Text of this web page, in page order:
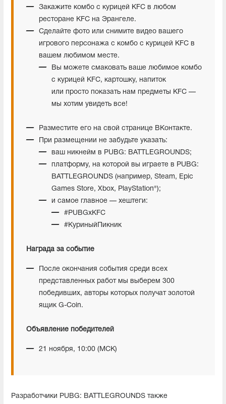
Закажите комбо с курицей KFC в любом
ресторане KFC на Эрангеле.
Сделайте фото или снимите видео вашего
игрового персонажа с комбо с курицей KFC в
вашем любимом месте.
Вы можете смаковать ваше любимое комбо
с курицей KFC, картошку, напиток
или просто показать нам предметы KFC —
мы хотим увидеть все!
Разместите его на свой странице ВКонтакте.
При размещении не забудьте указать:
ваш никнейм в PUBG: BATTLEGROUNDS;
платформу, на которой вы играете в PUBG:
BATTLEGROUNDS (например, Steam, Epic
Games Store, Xbox, PlayStation®);
и самое главное — хештеги:
#PUBGxKFC
#КуриныйПикник
Награда за событие
После окончания события среди всех
представленных работ мы выберем 300
победивших, авторы которых получат золотой
ящик G-Coin.
Объявление победителей
21 ноября, 10:00 (МСК)
Разработчики PUBG: BATTLEGROUNDS также